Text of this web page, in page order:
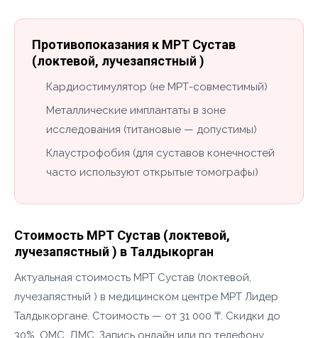
Противопоказания к МРТ Сустав
(локтевой, лучезапястный )
Кардиостимулятор (не МРТ-совместимый)
Металлические имплантаты в зоне
исследования (титановые — допустимы)
Клаустрофобия (для суставов конечностей
часто используют открытые томографы)
Стоимость МРТ Сустав (локтевой,
лучезапястный ) в Талдыкорган
Актуальная стоимость МРТ Сустав (локтевой,
лучезапястный ) в медицинском центре МРТ Лидер
Талдыкоргане. Стоимость — от 31 000 ₸. Скидки до
30%, ОМС, ДМС. Запись онлайн или по телефону.